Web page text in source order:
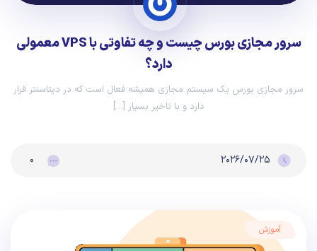
سرور مجازی بورس چیست و چه تفاوتی با VPS معمولی
دارد؟
سرور مجازی بورس یک سیستم مجازی همیشه‌ فعال است که در دیتاسنتر قرار
دارد و با تاخیر بسیار […]
۲۰۲۶/۰۷/۲۵ ۰
آموزش